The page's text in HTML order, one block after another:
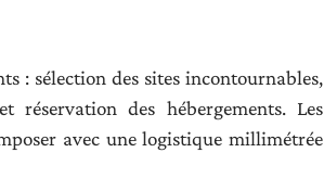
: sélection des sites incontournables,
réservation des hébergements. Les
avec une logistique millimétrée